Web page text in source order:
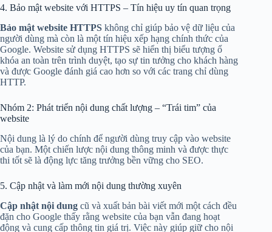
4. Bảo mật website với HTTPS – Tín hiệu uy tín quan trọng
Bảo mật website HTTPS không chỉ giúp bảo vệ dữ liệu của
người dùng mà còn là một tín hiệu xếp hạng chính thức của
Google. Website sử dụng HTTPS sẽ hiển thị biểu tượng ổ
khóa an toàn trên trình duyệt, tạo sự tin tưởng cho khách hàng
và được Google đánh giá cao hơn so với các trang chỉ dùng
HTTP.
Nhóm 2: Phát triển nội dung chất lượng – “Trái tim” của
website
Nội dung là lý do chính để người dùng truy cập vào website
của bạn. Một chiến lược nội dung thông minh và được thực
thi tốt sẽ là động lực tăng trưởng bền vững cho SEO.
5. Cập nhật và làm mới nội dung thường xuyên
Cập nhật nội dung cũ và xuất bản bài viết mới một cách đều
đặn cho Google thấy rằng website của bạn vẫn đang hoạt
động và cung cấp thông tin giá trị. Việc này giúp giữ cho nội